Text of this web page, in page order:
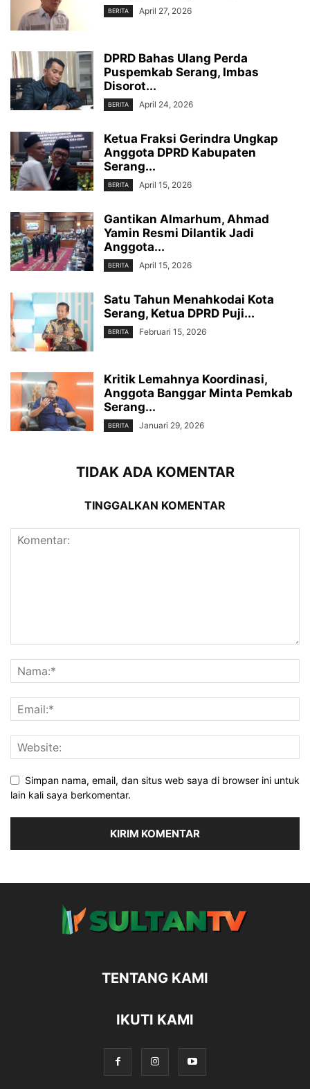
BERITA April 27, 2026
DPRD Bahas Ulang Perda
Puspemkab Serang, Imbas
Disorot...
BERITA April 24, 2026
‎Ketua Fraksi Gerindra Ungkap
Anggota DPRD Kabupaten
Serang...
BERITA April 15, 2026
Gantikan Almarhum, Ahmad
Yamin Resmi Dilantik Jadi
Anggota...
BERITA April 15, 2026
Satu Tahun Menahkodai Kota
Serang, Ketua DPRD Puji...
BERITA Februari 15, 2026
Kritik Lemahnya Koordinasi,
Anggota Banggar Minta Pemkab
Serang...
BERITA Januari 29, 2026
TIDAK ADA KOMENTAR
TINGGALKAN KOMENTAR
Simpan nama, email, dan situs web saya di browser ini untuk
lain kali saya berkomentar.
TENTANG KAMI
IKUTI KAMI